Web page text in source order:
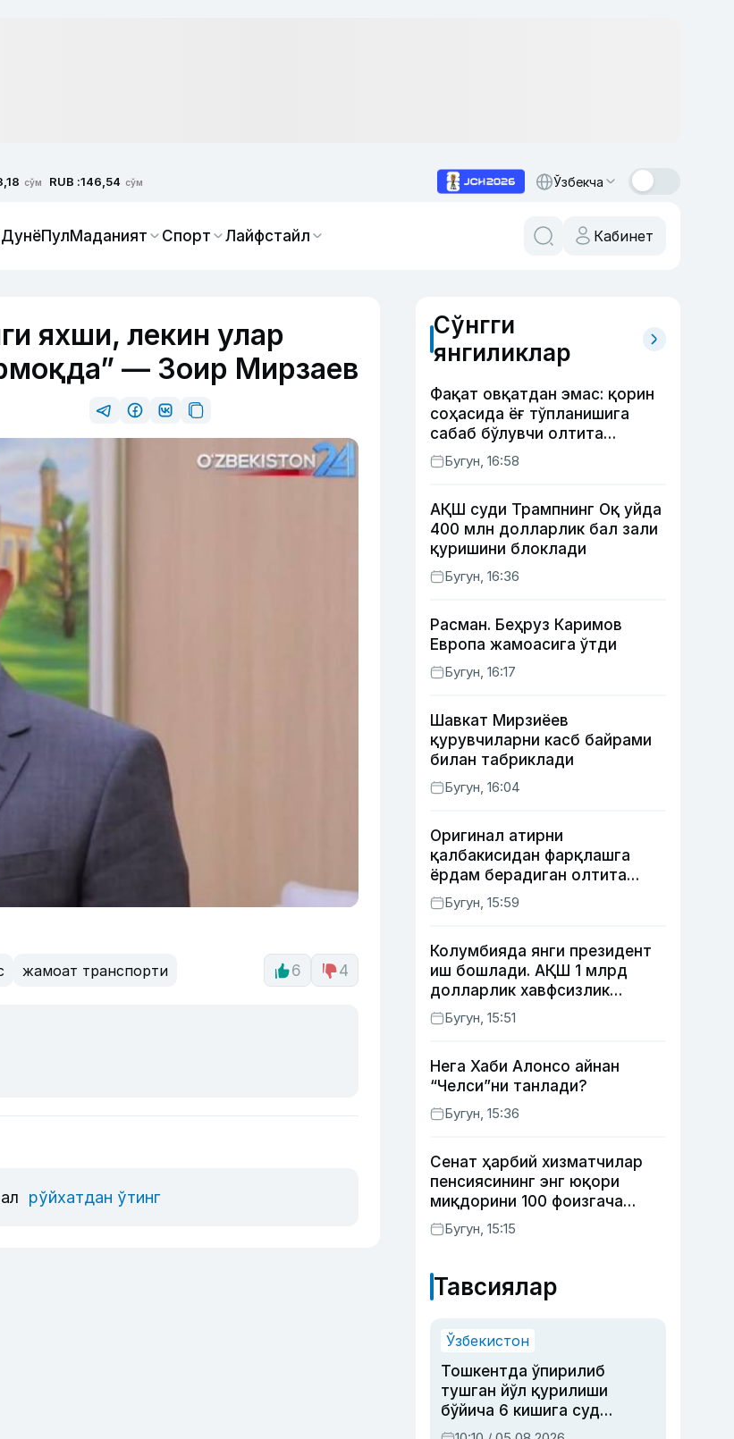
сўм RUB :146,54 сўм Ўзбекча
ДунёПулМаданият Спорт Лайфстайл Кабинет
яхши, лекин улар
— Зоир Мирзаев
жамоат транспорти 6 4
рўйхатдан ўтинг
Сўнгги
янгиликлар
Фақат овқатдан эмас: қорин
соҳасида ёғ тўпланишига
сабаб бўлувчи олтита
зарарли одат
Бугун, 16:58
АҚШ суди Трампнинг Оқ уйда
400 млн долларлик бал зали
қуришини блоклади
Бугун, 16:36
Расман. Беҳруз Каримов
Европа жамоасига ўтди
Бугун, 16:17
Шавкат Мирзиёев
қурувчиларни касб байрами
билан табриклади
Бугун, 16:04
Оригинал атирни
қалбакисидан фарқлашга
ёрдам берадиган олтита
лайфҳак
Бугун, 15:59
Колумбияда янги президент
иш бошлади. АҚШ 1 млрд
долларлик хавфсизлик
ёрдами бермоқчи
Бугун, 15:51
Нега Хаби Алонсо айнан
“Челси”ни танлади?
Бугун, 15:36
Сенат ҳарбий хизматчилар
пенсиясининг энг юқори
миқдорини 100 фоизгача
оширишни назарда тутувчи
қонунни маъқуллади
Бугун, 15:15
Тавсиялар
Ўзбекистон
Тошкентда ўпирилиб
тушган йўл қурилиши
бўйича 6 кишига суд
ҳукми ўқилди